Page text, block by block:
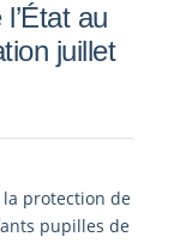
au
juillet
la protection de
pupilles de